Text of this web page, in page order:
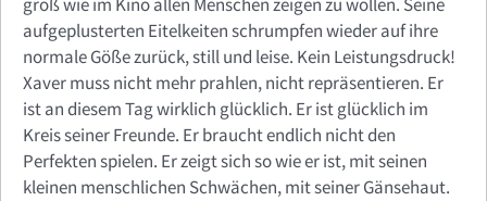
aufgeplusterten Eitelkeiten schrumpfen wieder auf ihre
normale Göße zurück, still und leise. Kein Leistungsdruck!
Xaver muss nicht mehr prahlen, nicht repräsentieren. Er
ist an diesem Tag wirklich glücklich. Er ist glücklich im
Kreis seiner Freunde. Er braucht endlich nicht den
Perfekten spielen. Er zeigt sich so wie er ist, mit seinen
kleinen menschlichen Schwächen, mit seiner Gänsehaut.